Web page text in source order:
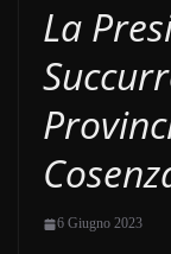
La
6 Giugno 2023